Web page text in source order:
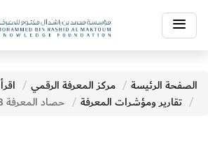
Toggle
navigation
الصفحة الرئيسة مركز المعرفة الرقمي
اقرأ
تقارير ومؤشرات المعرفة
حصاد المعرفة 2018